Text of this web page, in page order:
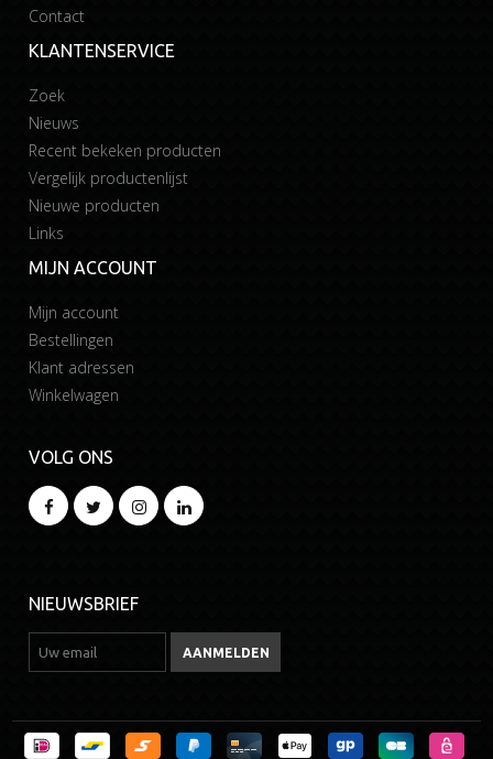
Contact
KLANTENSERVICE
Zoek
Nieuws
Recent bekeken producten
Vergelijk productenlijst
Nieuwe producten
Links
MIJN ACCOUNT
Mijn account
Bestellingen
Klant adressen
Winkelwagen
VOLG ONS
NIEUWSBRIEF